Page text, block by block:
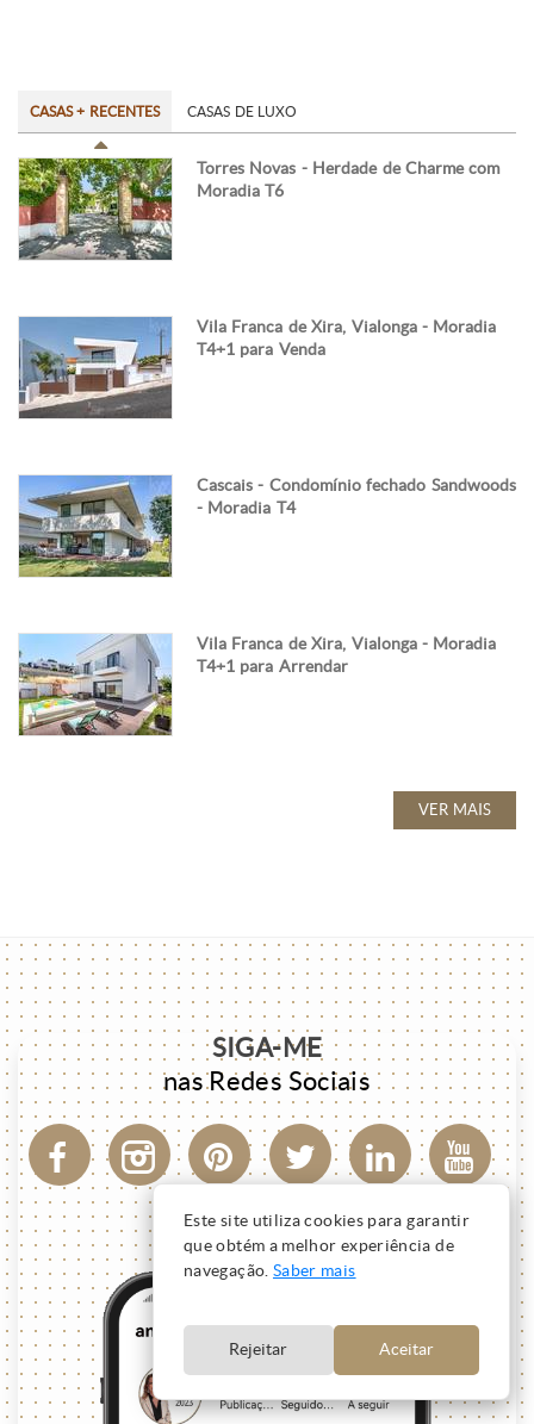
CASAS + RECENTES CASAS DE LUXO
Torres Novas - Herdade de Charme com
Moradia T6
Vila Franca de Xira, Vialonga - Moradia
T4+1 para Venda
Cascais - Condomínio fechado Sandwoods
- Moradia T4
Vila Franca de Xira, Vialonga - Moradia
T4+1 para Arrendar
VER MAIS
SIGA-ME
nas Redes Sociais
Este site utiliza cookies para garantir
que obtém a melhor experiência de
navegação. Saber mais
Rejeitar Aceitar